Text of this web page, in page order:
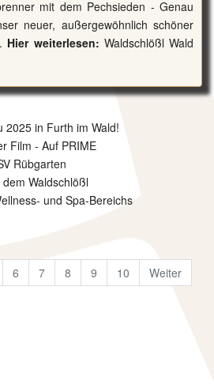
mit dem Pechsieden - Genau
neuer, außergewöhnlich schöner
Hier weiterlesen: Waldschlößl Wald
2025 in Furth im Wald!
Film - Auf PRIME
Rübgarten
Waldschlößl
und Spa-Bereichs
6 7 8 9 10
Weiter